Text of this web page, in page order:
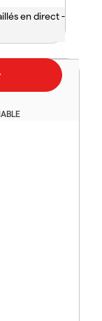
en direct -